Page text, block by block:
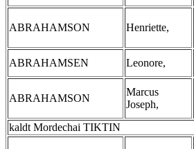
ABRAHAMSON Henriette,
ABRAHAMSEN Leonore,
ABRAHAMSON
Marcus
Joseph,
kaldt Mordechai TIKTIN